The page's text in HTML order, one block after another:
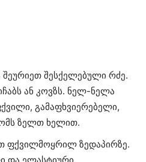
შესქელებული რძე.
ან კოვზს. ნელ-ნელა
გამაფხვიერებელი,
ზელთ ხელით.
ფქვილმოყრილ ზედაპირზე.